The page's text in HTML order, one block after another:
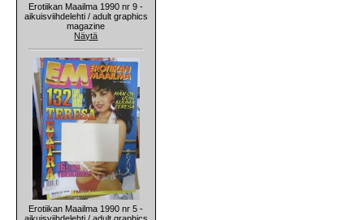
Erotiikan Maailma 1990 nr 9 -
aikuisviihdelehti / adult graphics
magazine
Näytä
Erotiikan Maailma 1990 nr 5 -